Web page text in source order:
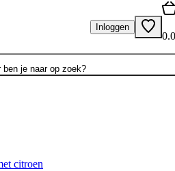
Inloggen
ben je naar op zoek?
citroen